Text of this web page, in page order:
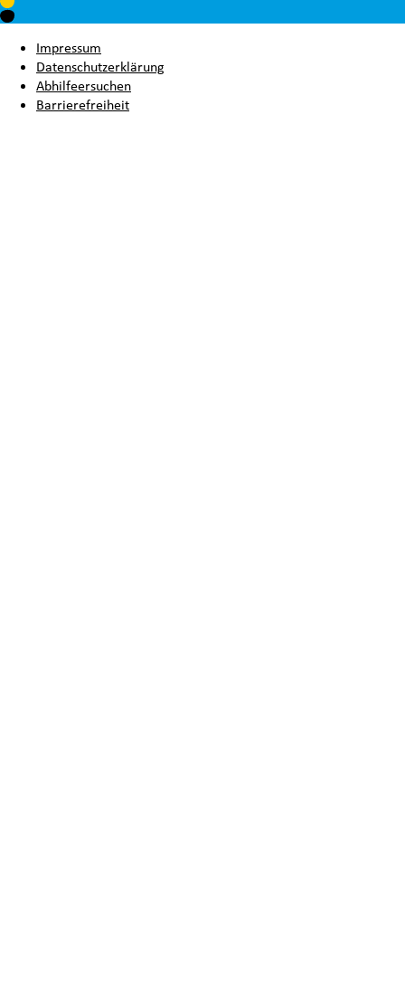
Impressum
Datenschutzerklärung
Abhilfeersuchen
Barrierefreiheit